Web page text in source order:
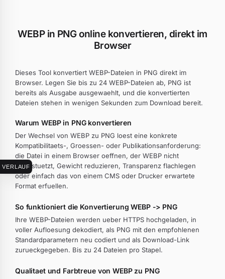
VERLAUF
WEBP in PNG online konvertieren, direkt im
Browser
Dieses Tool konvertiert WEBP-Dateien in PNG direkt im
Browser. Legen Sie bis zu 24 WEBP-Dateien ab, PNG ist
bereits als Ausgabe ausgewaehlt, und die konvertierten
Dateien stehen in wenigen Sekunden zum Download bereit.
Warum WEBP in PNG konvertieren
Der Wechsel von WEBP zu PNG loest eine konkrete
Kompatibilitaets-, Groessen- oder Publikationsanforderung:
die Datei in einem Browser oeffnen, der WEBP nicht
unterstuetzt, Gewicht reduzieren, Transparenz flachlegen
oder einfach das von einem CMS oder Drucker erwartete
Format erfuellen.
So funktioniert die Konvertierung WEBP -> PNG
Ihre WEBP-Dateien werden ueber HTTPS hochgeladen, in
voller Aufloesung dekodiert, als PNG mit den empfohlenen
Standardparametern neu codiert und als Download-Link
zurueckgegeben. Bis zu 24 Dateien pro Stapel.
Qualitaet und Farbtreue von WEBP zu PNG